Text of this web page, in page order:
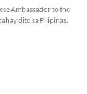
Ambassador to the
dito sa Pilipinas.